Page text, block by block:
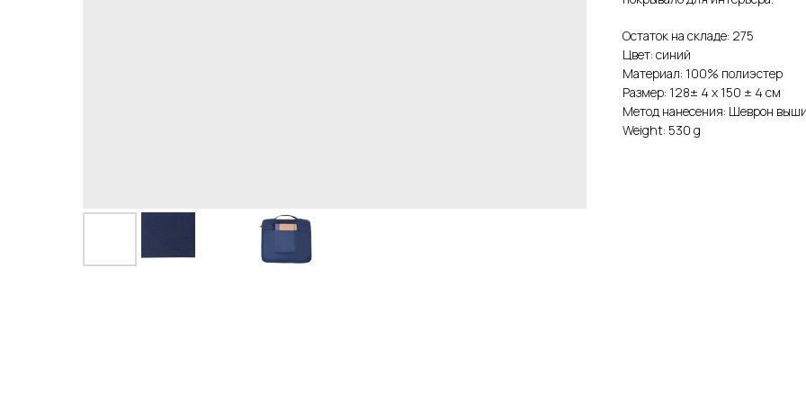
Остаток на складе: 275
Цвет: синий
Материал: 100% полиэстер
Размер: 128± 4 х 150 ± 4 см
Метод нанесения: Шеврон
Weight: 530 g